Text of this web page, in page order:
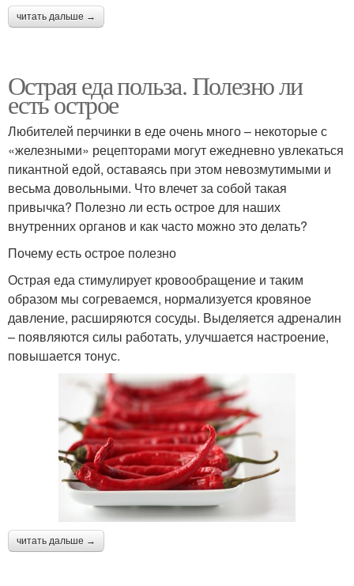
читать дальше →
Острая еда польза. Полезно ли
есть острое
Любителей перчинки в еде очень много – некоторые с
«железными» рецепторами могут ежедневно увлекаться
пикантной едой, оставаясь при этом невозмутимыми и
весьма довольными. Что влечет за собой такая
привычка? Полезно ли есть острое для наших
внутренних органов и как часто можно это делать?
Почему есть острое полезно
Острая еда стимулирует кровообращение и таким
образом мы согреваемся, нормализуется кровяное
давление, расширяются сосуды. Выделяется адреналин
– появляются силы работать, улучшается настроение,
повышается тонус.
читать дальше →